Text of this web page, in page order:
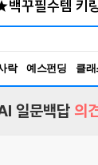
락 예스펀딩 클래
일문백답 의